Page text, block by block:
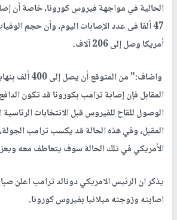
الحالية في مواجهة فيروس كورونا، خاصة أن
47 ألفا فى عدد الإصابات اليوم، وأن حجم
أمريكا وصل إلى 206 آلاف.
واضاف:" من
المقابل فإن إصابة ترامب بكورونا قد تكون
الوصول للقاح للفيروس قبل الانتخابات
المقبل، وفي هذه الحالة قد يكسب ترامب
الأمريكي في تلك الحالة سوف يتعاطف معه
يذكر ان الرئيس الامريكي دونالد ترامب اعلن
اصابته وزوجته ميلانيا بفيروس كورونا.